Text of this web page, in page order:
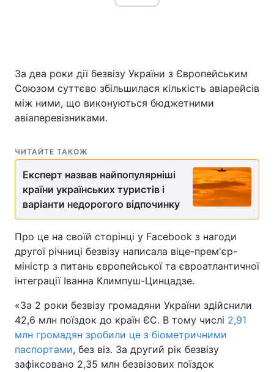
За два роки дії безвізу України з Європейським
Союзом суттєво збільшилася кількість авіарейсів
між ними, що виконуються бюджетними
авіаперевізниками.
ЧИТАЙТЕ ТАКОЖ
Експерт назвав найпопулярніші
країни українських туристів і
варіанти недорогого відпочинку
Про це на своїй сторінці у Facebook з нагоди
другої річниці безвізу написала віце-прем'єр-
міністр з питань європейської та євроатлантичної
інтеграції Іванна Климпуш-Цинцадзе.
«За 2 роки безвізу громадяни України здійснили
42,6 млн поїздок до країн ЄС. В тому числі 2,91
млн громадян зробили це з біометричними
паспортами, без віз. За другий рік безвізу
зафіксовано 2,35 млн безвізових поїздок